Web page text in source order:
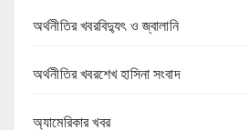
অর্থনীতির খবরবিদ্যুৎ ও জ্বালানি
অর্থনীতির খবরশেখ হাসিনা সংবাদ
অ্যামেরিকার খবর